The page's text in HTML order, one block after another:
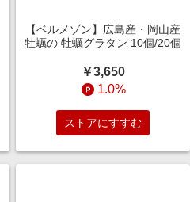
【ベルメゾン】広島産・岡山産
牡蠣の 牡蠣グラタン 10個/20個
￥3,650
1.0%
ストアにすすむ